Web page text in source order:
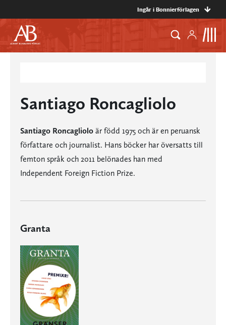
Ingår i Bonnierförlagen
Santiago Roncagliolo
Santiago Roncagliolo är född 1975 och är en peruansk
författare och journalist. Hans böcker har översatts till
femton språk och 2011 belönades han med
Independent Foreign Fiction Prize.
Granta